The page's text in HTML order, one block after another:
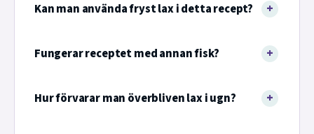
Kan man använda fryst lax i detta recept?
Fungerar receptet med annan fisk?
Hur förvarar man överbliven lax i ugn?